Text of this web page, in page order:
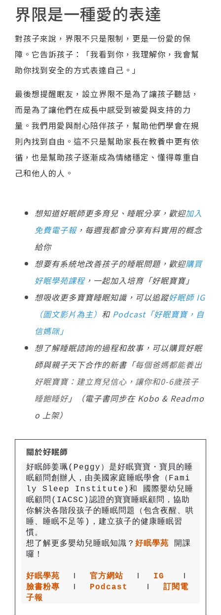
界限是一種愛的表達
對孩子來說，界限不只是限制，更是一份愛的保
障。它告訴孩子：「我看到你，我理解你，我會幫
助你找到安全的方式表達自己。」
最後想提醒眠友，設立界限不是為了讓孩子聽話，
而是為了讓他們在成長中感受到被愛與支持的力
量。我們用愛與耐心陪伴孩子，幫助他們學會在規
則內找到自由。這不只是幫助家長在教養中更有依
循，也是幫助孩子逐漸成為情緒穩定、懂得尊重自
己和他人的人。
想知道好眠師更多育兒、睡眠分享，歡迎加入
免費電子報，每週我都會分享有料實用的概念
給你
想要有系統地改善孩子的睡眠問題，歡迎購買
好眠學苑課程，一起加入培育「好眠寶寶」
想吸收更多寶寶睡眠知識，可以追蹤好眠師 IG
（圖文影片為主） 和 Podcast「好眠寶寶，自
信媽咪」
想了解睡眠諮詢的過程和故事，可以購買好眠
師與親子天下合作的新書「每個爸媽都能養出
好眠寶寶：建立育兒信心，讓你和0-6歲孩子
睡飽睡好」（電子書同步在 Kobo & Readmo
o 上架）
關於好眠師
好眠師姜珮(Peggy）是好眠寶寶・寶貝的睡
眠顧問創辦人，由美國家庭睡眠學會（Fami
ly Sleep Institute)和 國際嬰幼兒睡
眠顧問(IACSC)認證的寶寶睡眠顧問，協助
你解決各階段孩子的睡眠問題（包含夜醒、哄
睡、睡眠不足等)，建立孩子的健康睡眠習
想了解更多嬰幼兒睡眠知識？ 好眠學苑
開課
好眠學苑
  Ｉ
官方網站 Ｉ IG
Ｉ
臉書粉專
Ｉ Podcast Ｉ
訂閱電
子報